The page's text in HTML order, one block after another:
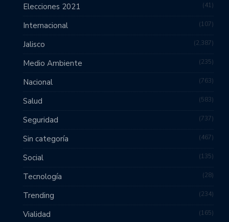
Elecciones 2021 41
Internacional 107
Jalisco 2,387
Medio Ambiente 235
Nacional 763
Salud 583
Seguridad 737
Sin categoría 467
Social 135
Tecnología 28
Trending 234
Vialidad 165